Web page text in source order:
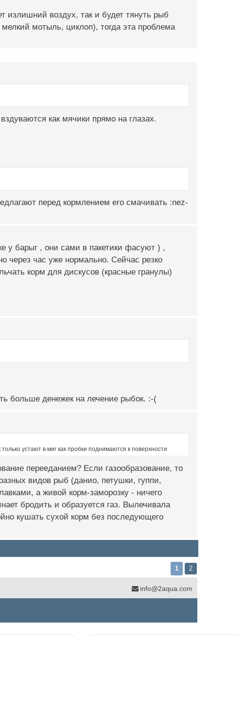
излишний воздух, так и будет тянуть рыб
мотыль, циклоп), тогда эта проблема
как мячики прямо на глазах.
перед кормлением его смачивать :nez-
у барыг , они сами в пакетики фасуют ) ,
через час уже нормально. Сейчас резко
корм для дискусов (красные гранулы)
больше денежек на лечение рыбок. :-(
устают в миг как пробки поднимаются к поверхности
перееданием? Если газообразование, то
видов рыб (данио, петушки, гуппи,
а живой корм-заморозку - ничего
бродить и образуется газ. Вылечивала
кушать сухой корм без последующего
1 2
info@2aqua.com